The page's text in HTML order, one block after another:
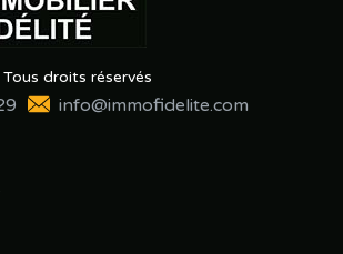
droits réservés
info@immofidelite.com